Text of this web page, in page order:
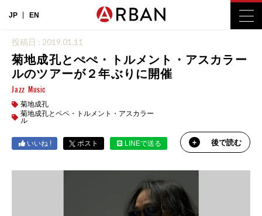
JP EN
投稿日 : 2019.01.11
菊地成孔とぺぺ・トルメント・アスカラー
ルのツアーが２年ぶりに開催
Jazz Music
菊地成孔
菊地成孔とペペ・トルメント・アスカラー
ル
いいね ! ポスト LINEで送る 後で読む